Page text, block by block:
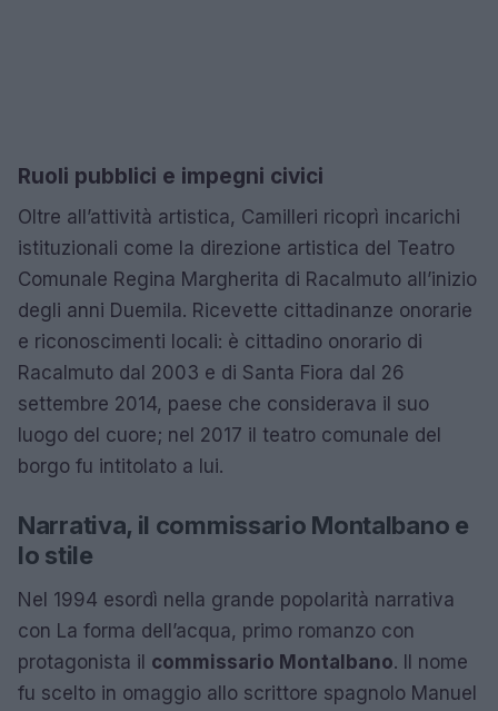
Ruoli pubblici e impegni civici
Oltre all’attività artistica, Camilleri ricoprì incarichi
istituzionali come la direzione artistica del Teatro
Comunale Regina Margherita di Racalmuto all’inizio
degli anni Duemila. Ricevette cittadinanze onorarie
e riconoscimenti locali: è cittadino onorario di
Racalmuto dal 2003 e di Santa Fiora dal 26
settembre 2014, paese che considerava il suo
luogo del cuore; nel 2017 il teatro comunale del
borgo fu intitolato a lui.
Narrativa, il commissario Montalbano e
lo stile
Nel 1994 esordì nella grande popolarità narrativa
con La forma dell’acqua, primo romanzo con
protagonista il commissario Montalbano. Il nome
fu scelto in omaggio allo scrittore spagnolo Manuel